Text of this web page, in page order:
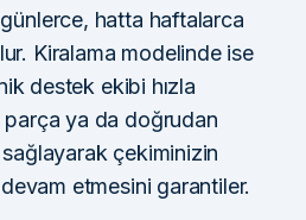
hatta haftalarca
Kiralama modelinde ise
destek ekibi hızla
ya da doğrudan
çekiminizin
etmesini garantiler.